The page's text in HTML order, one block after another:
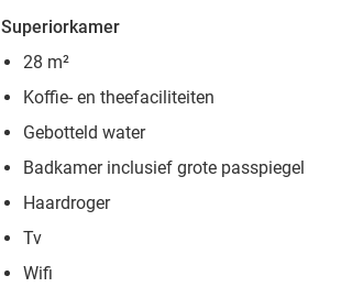
Superiorkamer
28 m²
Koffie- en theefaciliteiten
Gebotteld water
Badkamer inclusief grote passpiegel
Haardroger
Tv
Wifi